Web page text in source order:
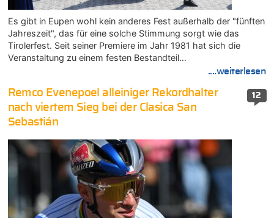
Es gibt in Eupen wohl kein anderes Fest außerhalb der "fünften
Jahreszeit", das für eine solche Stimmung sorgt wie das
Tirolerfest. Seit seiner Premiere im Jahr 1981 hat sich die
Veranstaltung zu einem festen Bestandteil…
....weiterlesen
12
Remco Evenepoel alleiniger Rekordhalter
nach viertem Sieg bei der Clasica San
Sebastián